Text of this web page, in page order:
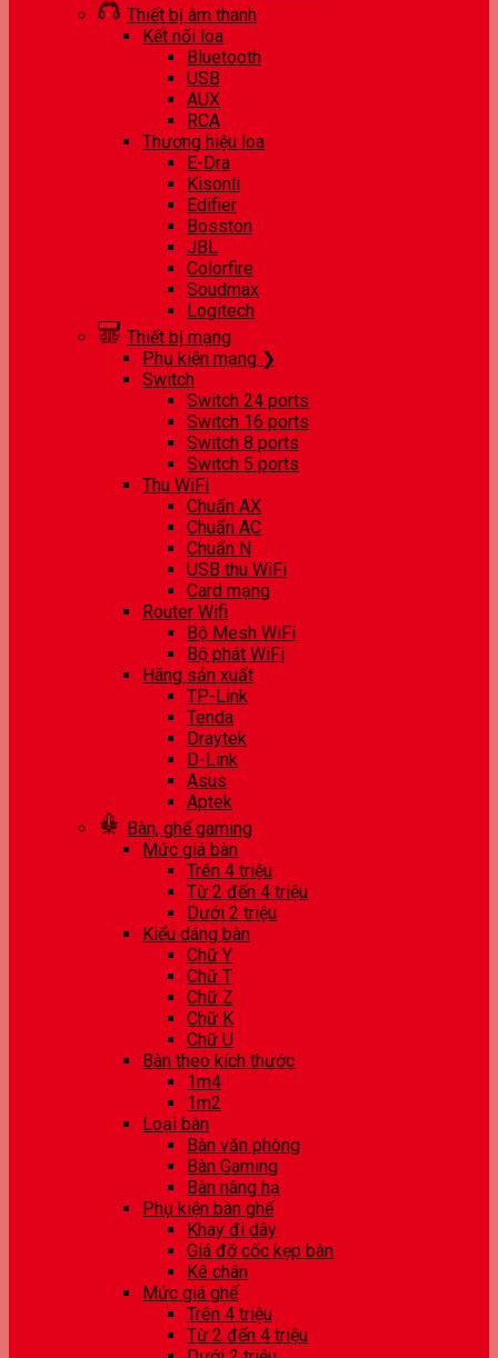
Thiết bị âm thanh
Kết nối loa
Bluetooth
USB
AUX
RCA
Thương hiệu loa
E-Dra
Kisonli
Edifier
Bosston
JBL
Colorfire
Soudmax
Logitech
Thiết bị mạng
Phụ kiện mạng ❯
Switch
Switch 24 ports
Switch 16 ports
Switch 8 ports
Switch 5 ports
Thu WiFi
Chuẩn AX
Chuẩn AC
Chuẩn N
USB thu WiFi
Card mạng
Router Wifi
Bộ Mesh WiFi
Bộ phát WiFi
Hãng sản xuất
TP-Link
Tenda
Draytek
D-Link
Asus
Aptek
Bàn, ghế gaming
Mức giá bàn
Trên 4 triệu
Từ 2 đến 4 triệu
Dưới 2 triệu
Kiểu dáng bàn
Chữ Y
Chữ T
Chữ Z
Chữ K
Chữ U
Bàn theo kích thước
1m4
1m2
Loại bàn
Bàn văn phòng
Bàn Gaming
Bàn nâng hạ
Phụ kiện bàn ghế
Khay đi dây
Giá đỡ cốc kẹp bàn
Kê chân
Mức giá ghế
Trên 4 triệu
Từ 2 đến 4 triệu